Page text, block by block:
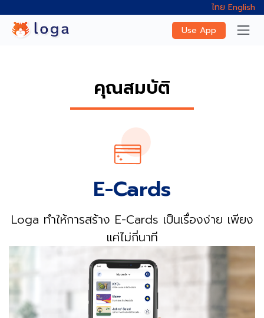
ไทย English
Use App
คุณสมบัติ
E-Cards
Loga ทำให้การสร้าง E-Cards เป็นเรื่องง่าย เพียง
แค่ไม่กี่นาที